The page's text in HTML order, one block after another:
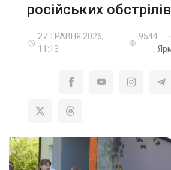
російських обстрілів
27 ТРАВНЯ 2026,
11:13
9544